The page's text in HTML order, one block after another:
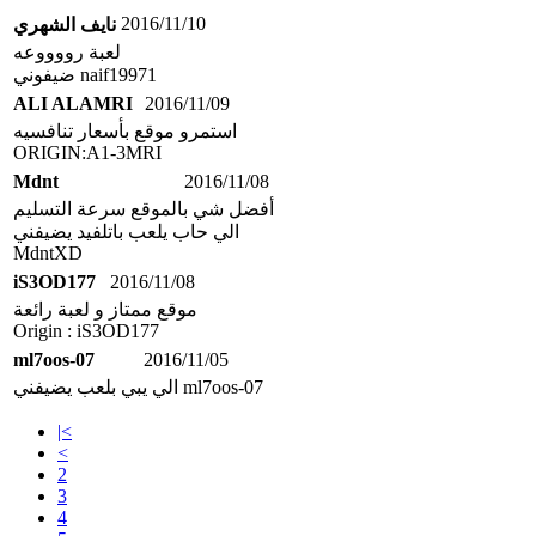
نايف الشهري 2016/11/10
لعبة رووووعه
ضيفوني naif19971
ALI ALAMRI
2016/11/09
استمرو موقع بأسعار تنافسيه
ORIGIN:A1-3MRI
Mdnt
2016/11/08
أفضل شي بالموقع سرعة التسليم
الي حاب يلعب باتلفيد يضيفني
MdntXD
iS3OD177
2016/11/08
موقع ممتاز و لعبة رائعة
Origin : iS3OD177
ml7oos-07
2016/11/05
الي يبي بلعب يضيفني ml7oos-07
|<
<
2
3
4